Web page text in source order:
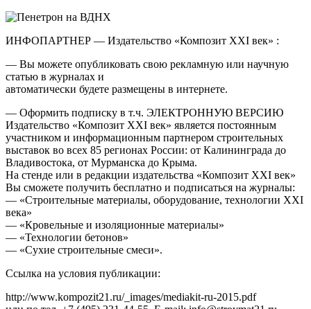
ИНФОПАРТНЕР — Издательство «Композит XXI век» :
— Вы можете опубликовать свою рекламную или научную
статью в журналах и
автоматически будете размещены в интернете.
— Оформить подписку в т.ч. ЭЛЕКТРОННУЮ ВЕРСИЮ
Издательство «Композит XXI век» является постоянным
участником и информационным партнером строительных
выставок во всех 85 регионах России: от Калининграда до
Владивостока, от Мурманска до Крыма.
На стенде или в редакции издательства «Композит XXI век»
Вы сможете получить бесплатно и подписаться на журналы:
— «Строительные материалы, оборудование, технологии XXI
века»
— «Кровельные и изоляционные материалы»
— «Технологии бетонов»
— «Сухие строительные смеси».
Ссылка на условия публикации:
http://www.kompozit21.ru/_images/mediakit-ru-2015.pdf